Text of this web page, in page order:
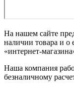
На нашем сайте
наличии товара и о
«интернет-
Наша компания
безналичному